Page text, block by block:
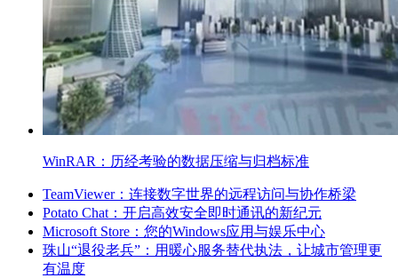
WinRAR：历经考验的数据压缩与归档标准
TeamViewer：连接数字世界的远程访问与协作桥梁
Potato Chat：开启高效安全即时通讯的新纪元
Microsoft Store：您的Windows应用与娱乐中心
珠山“退役老兵”：用暖心服务替代执法，让城市管理更
有温度